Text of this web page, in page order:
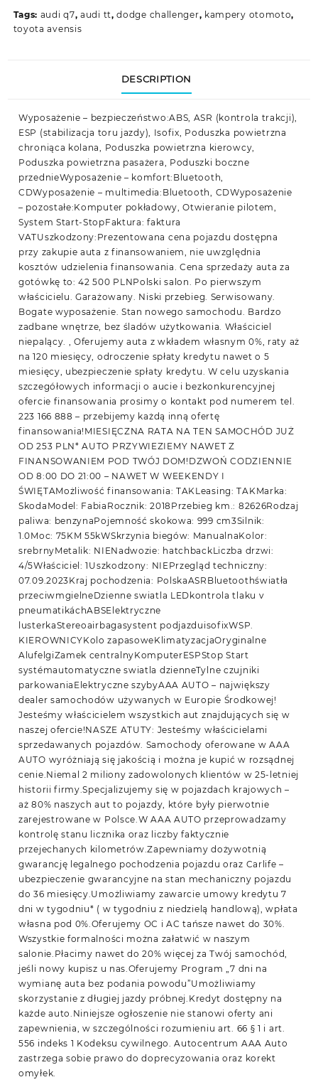
Tags: audi q7,audi tt,dodge challenger, kampery otomoto,
toyota avensis
DESCRIPTION
Wyposażenie – bezpieczeństwo:ABS, ASR (kontrola trakcji),
ESP (stabilizacja toru jazdy), Isofix, Poduszka powietrzna
chroniąca kolana, Poduszka powietrzna kierowcy,
Poduszka powietrzna pasażera, Poduszki boczne
przednieWyposażenie – komfort:Bluetooth,
CDWyposażenie – multimedia:Bluetooth, CDWyposażenie
– pozostałe:Komputer pokładowy, Otwieranie pilotem,
System Start-StopFaktura: faktura
VATUszkodzony:Prezentowana cena pojazdu dostępna
przy zakupie auta z finansowaniem, nie uwzględnia
kosztów udzielenia finansowania. Cena sprzedaży auta za
gotówkę to: 42 500 PLNPolski salon. Po pierwszym
właścicielu. Garażowany. Niski przebieg. Serwisowany.
Bogate wyposażenie. Stan nowego samochodu. Bardzo
zadbane wnętrze, bez śladów użytkowania. Właściciel
niepalący. , Oferujemy auta z wkładem własnym 0%, raty aż
na 120 miesięcy, odroczenie spłaty kredytu nawet o 5
miesięcy, ubezpieczenie spłaty kredytu. W celu uzyskania
szczegółowych informacji o aucie i bezkonkurencyjnej
ofercie finansowania prosimy o kontakt pod numerem tel.
223 166 888 – przebijemy każdą inną ofertę
finansowania!MIESIĘCZNA RATA NA TEN SAMOCHÓD JUŻ
OD 253 PLN* AUTO PRZYWIEZIEMY NAWET Z
FINANSOWANIEM POD TWÓJ DOM!DZWOŃ CODZIENNIE
OD 8:00 DO 21:00 – NAWET W WEEKENDY I
ŚWIĘTAMożliwość finansowania: TAKLeasing: TAKMarka:
SkodaModel: FabiaRocznik: 2018Przebieg km.: 82626Rodzaj
paliwa: benzynaPojemność skokowa: 999 cm3Silnik:
1.0Moc: 75KM 55kWSkrzynia biegów: ManualnaKolor:
srebrnyMetalik: NIENadwozie: hatchbackLiczba drzwi:
4/5Właściciel: 1Uszkodzony: NIEPrzegląd techniczny:
07.09.2023Kraj pochodzenia: PolskaASRBluetoothświatła
przeciwmgielneDzienne swiatla LEDkontrola tlaku v
pneumatikáchABSElektryczne
lusterkaStereoairbagasystent podjazduisofixWSP.
KIEROWNICYKolo zapasoweKlimatyzacjaOryginalne
AlufelgiZamek centralnyKomputerESPStop Start
systémautomatyczne swiatla dzienneTylne czujniki
parkowaniaElektryczne szybyAAA AUTO – największy
dealer samochodów używanych w Europie Środkowej!
Jesteśmy właścicielem wszystkich aut znajdujących się w
naszej ofercie!NASZE ATUTY: Jesteśmy właścicielami
sprzedawanych pojazdów. Samochody oferowane w AAA
AUTO wyróżniają się jakością i można je kupić w rozsądnej
cenie.Niemal 2 miliony zadowolonych klientów w 25-letniej
historii firmy.Specjalizujemy się w pojazdach krajowych –
aż 80% naszych aut to pojazdy, które były pierwotnie
zarejestrowane w Polsce.W AAA AUTO przeprowadzamy
kontrolę stanu licznika oraz liczby faktycznie
przejechanych kilometrów.Zapewniamy dożywotnią
gwarancję legalnego pochodzenia pojazdu oraz Carlife –
ubezpieczenie gwarancyjne na stan mechaniczny pojazdu
do 36 miesięcy.Umożliwiamy zawarcie umowy kredytu 7
dni w tygodniu* ( w tygodniu z niedzielą handlową), wpłata
własna pod 0%.Oferujemy OC i AC tańsze nawet do 30%.
Wszystkie formalności można załatwić w naszym
salonie.Płacimy nawet do 20% więcej za Twój samochód,
jeśli nowy kupisz u nas.Oferujemy Program „7 dni na
wymianę auta bez podania powodu”Umożliwiamy
skorzystanie z długiej jazdy próbnej.Kredyt dostępny na
każde auto.Niniejsze ogłoszenie nie stanowi oferty ani
zapewnienia, w szczególności rozumieniu art. 66 § 1 i art.
556 indeks 1 Kodeksu cywilnego. Autocentrum AAA Auto
zastrzega sobie prawo do doprecyzowania oraz korekt
omyłek.